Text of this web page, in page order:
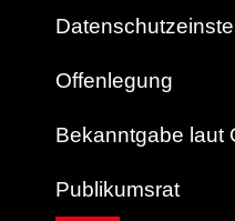
Offenlegung
Bekanntgabe laut
Publikumsrat